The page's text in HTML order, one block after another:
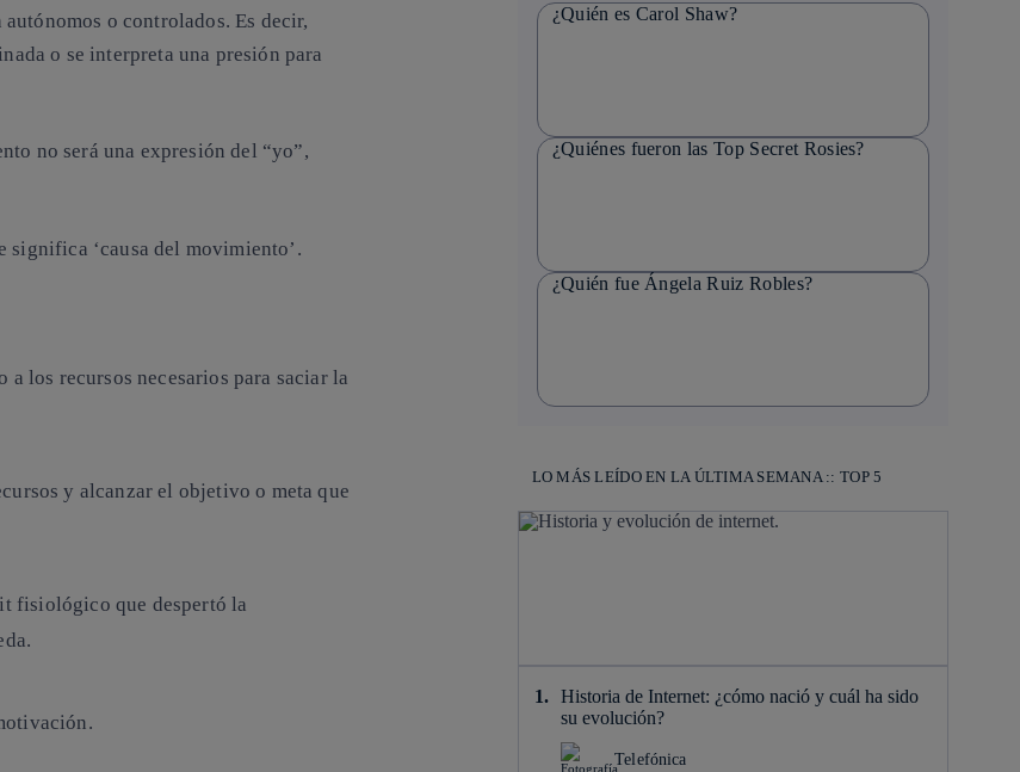
o controlados. Es decir,
o se interpreta una presión para
no será una expresión del “yo”,
significa ‘causa del movimiento’.
los recursos necesarios para saciar la
y alcanzar el objetivo o meta que
fisiológico que despertó la
¿Quién es Carol Shaw?
¿Quiénes fueron las Top Secret Rosies?
¿Quién fue Ángela Ruiz Robles?
LO MÁS LEÍDO EN LA ÚLTIMA SEMANA :: TOP 5
Historia de Internet: ¿cómo nació y cuál ha sido
su evolución?
Telefónica